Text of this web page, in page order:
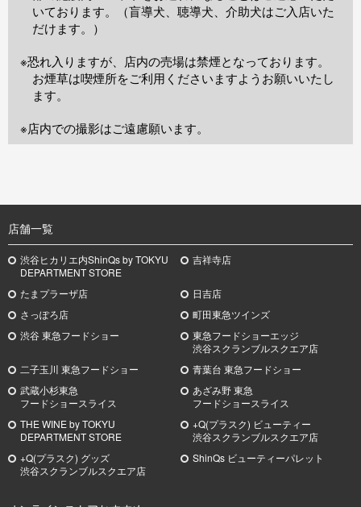
いております。（盲導犬、聴導犬、介助犬はご入店いた
だけます。）
※恐れ入りますが、店内の売場は禁煙となっております。
お煙草は喫煙所をご利用くださいますようお願いいたし
ます。
※店内での撮影はご遠慮願います。
店舗一覧
渋谷ヒカリエ内ShinQs by TOKYU
DEPARTMENT STORE
吉祥寺店
たまプラーザ店
日吉店
さっぽろ店
町田東急ツインズ
渋谷 東急フードショー
東急フードショーエッジ
渋谷スクランブルスクエア店
二子玉川 東急フードショー
青葉台 東急フードショー
武蔵小杉東急
フードショースライス
あざみ野東急
フードショースライス
THE WINE by TOKYU
DEPARTMENT STORE
+Q(プラスク) ビューティー
渋谷スクランブルスクエア店
+Q(プラスク) グッズ
渋谷スクランブルスクエア店
ShinQs ビューティーパレット